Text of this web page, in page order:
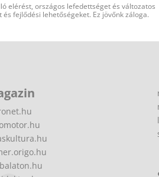
elérést, országos lefedettséget és változatos
fejlődési lehetőségeket. Ez jövőnk záloga.